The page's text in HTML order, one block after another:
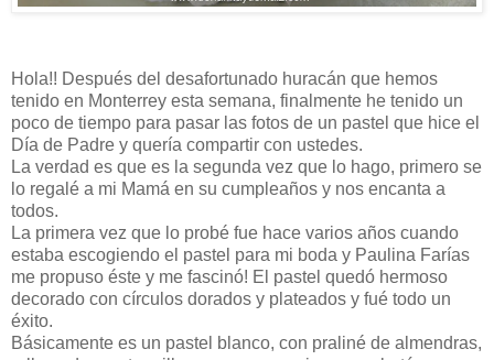
Hola!! Después del desafortunado huracán que hemos
tenido en Monterrey esta semana, finalmente he tenido un
poco de tiempo para pasar las fotos de un pastel que hice el
Día de Padre y quería compartir con ustedes.
La verdad es que es la segunda vez que lo hago, primero se
lo regalé a mi Mamá en su cumpleaños y nos encanta a
todos.
La primera vez que lo probé fue hace varios años cuando
estaba escogiendo el pastel para mi boda y Paulina Farías
me propuso éste y me fascinó! El pastel quedó hermoso
decorado con círculos dorados y plateados y fué todo un
éxito.
Básicamente es un pastel blanco, con praliné de almendras,